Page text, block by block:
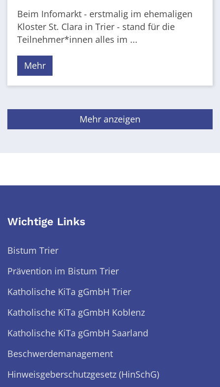
Beim Infomarkt - erstmalig im ehemaligen
Kloster St. Clara in Trier - stand für die
Teilnehmer*innen alles im ...
Mehr
Mehr anzeigen
Wichtige Links
Bistum Trier
Prävention im Bistum Trier
Katholische KiTa gGmbH Trier
Katholische KiTa gGmbH Koblenz
Katholische KiTa gGmbH Saarland
Beschwerdemanagement
Hinweisgeberschutzgesetz (HinSchG)